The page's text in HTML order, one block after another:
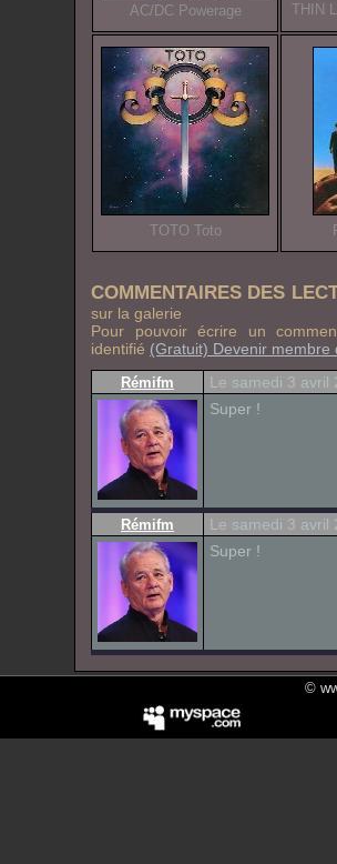
AC/DC Powerage THIN
TOTO Toto
COMMENTAIRES DES
sur la galerie
Pour pouvoir écrire un
identifié (Gratuit) Devenir membre
Rémifm
Le samedi 3 avril
Super !
Rémifm
Le samedi 3 avril
Super !
©